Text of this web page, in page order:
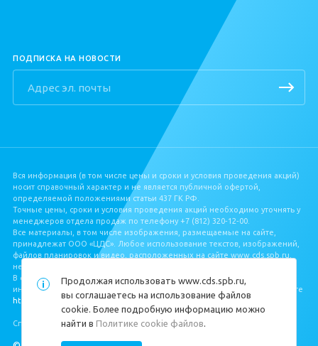
ПОДПИСКА НА НОВОСТИ
Вся информация (в том числе цены и сроки и условия проведения акций)
носит справочный характер и не является публичной офертой,
определяемой положениями статьи 437 ГК РФ.
Точные цены, сроки и условия проведения акций необходимо уточнять у
менеджеров отдела продаж по телефону +7 (812) 320‐12‐00.
Все материалы, в том числе изображения, размещаемые на сайте,
принадлежат ООО «ЦДС». Любое использование текстов, изображений,
файлов планировок и видео, расположенных на сайте www.cds.spb.ru,
не допускается без письменного разрешения ООО «ЦДС».
В соответствии с Федеральным законом от 30.12.2004 № 214‐ФЗ, полная
информация о застройщике и проекте строительства размещена на сайте
https://наш.дом.рф/.
Специальная оценка условий трудаhttps://cds.spb.ru/sout/
Продолжая использовать www.cds.spb.ru,
вы соглашаетесь на использование файлов
cookie. Более подробную информацию можно
найти в Политике cookie файлов.